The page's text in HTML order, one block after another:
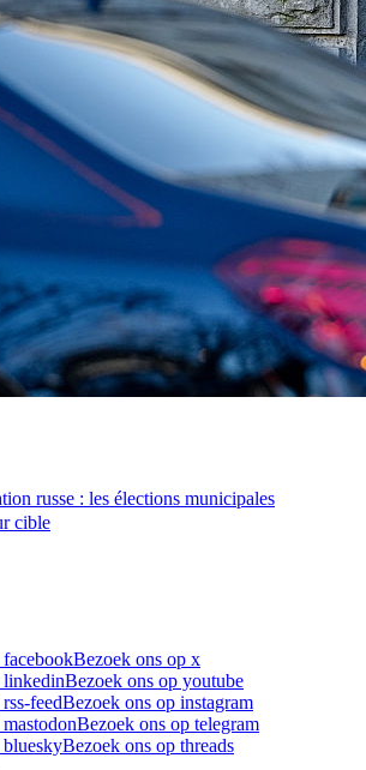
russe : les élections municipales
cible
Bezoek ons op x
linkedinBezoek ons op youtube
feedBezoek ons op instagram
Bezoek ons op telegram
Bezoek ons op threads